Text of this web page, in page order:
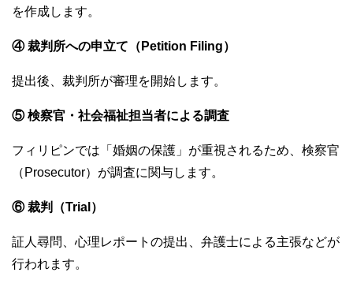
を作成します。
④ 裁判所への申立て（Petition Filing）
提出後、裁判所が審理を開始します。
⑤ 検察官・社会福祉担当者による調査
フィリピンでは「婚姻の保護」が重視されるため、検察官
（Prosecutor）が調査に関与します。
⑥ 裁判（Trial）
証人尋問、心理レポートの提出、弁護士による主張などが
行われます。